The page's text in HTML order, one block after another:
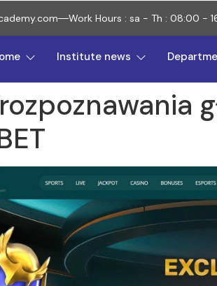
Work Hours : sa - Th : 08:00 -
Institute news